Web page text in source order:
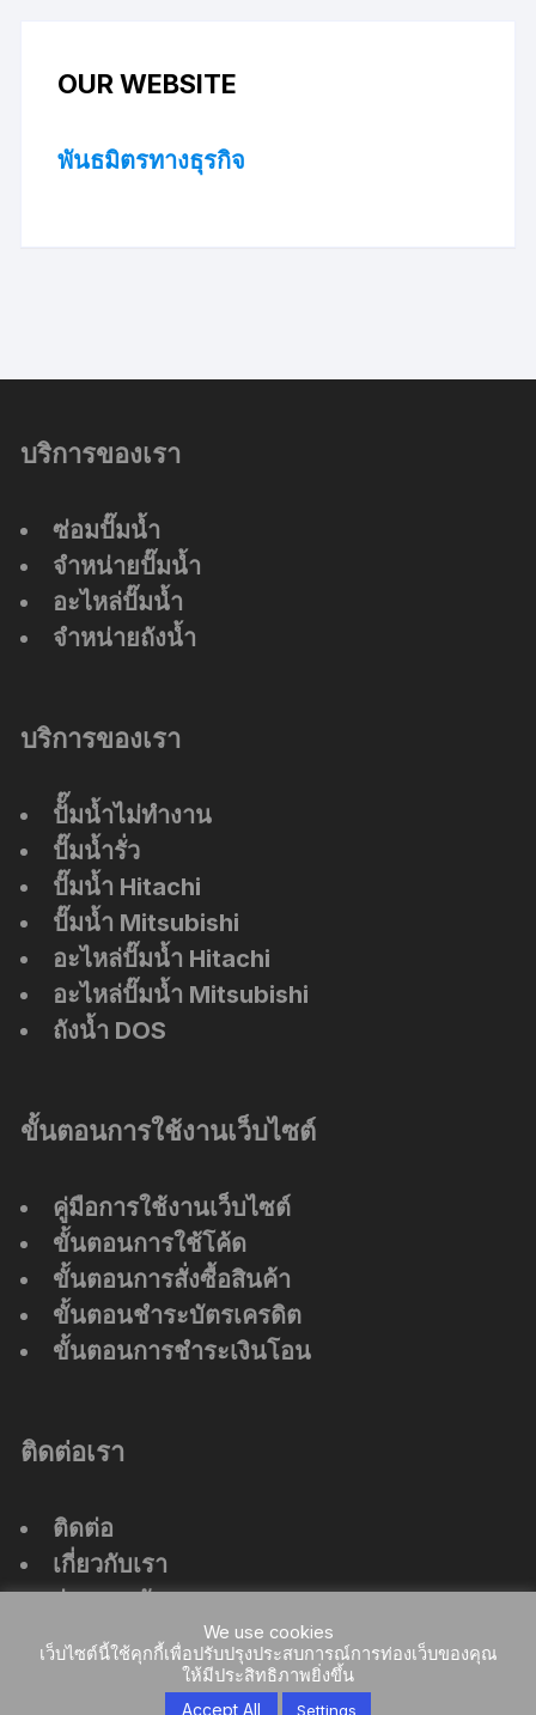
OUR WEBSITE
พันธมิตรทางธุรกิจ
บริการของเรา
ซ่อมปั๊มน้ำ
จำหน่ายปั๊มน้ำ
อะไหล่ปั๊มน้ำ
จำหน่ายถังน้ำ
บริการของเรา
ปัั๊มน้ำไม่ทำงาน
ปั๊มน้ำรั่ว
ปั๊มน้ำ Hitachi
ปั๊มน้ำ Mitsubishi
อะไหล่ปั๊มน้ำ Hitachi
อะไหล่ปั๊มน้ำ Mitsubishi
ถังน้ำ DOS
ขั้นตอนการใช้งานเว็บไซต์
คู่มือการใช้งานเว็บไซต์
ขั้นตอนการใช้โค้ด
ขั้นตอนการสั่งซื้อสินค้า
ขั้นตอนชำระบัตรเครดิต
ขั้นตอนการชำระเงินโอน
ติดต่อเรา
ติดต่อ
เกี่ยวกับเรา
ร่วมงานกับเรา
ที่ตั้งสำนักงานใหญ่We use cookies
เว็บไซต์นี้ใช้คุกกี้เพื่อปรับปรุงประสบการณ์การท่องเว็บของคุณ
ให้มีประสิทธิภาพยิ่งขึ้น
Accept All Settings